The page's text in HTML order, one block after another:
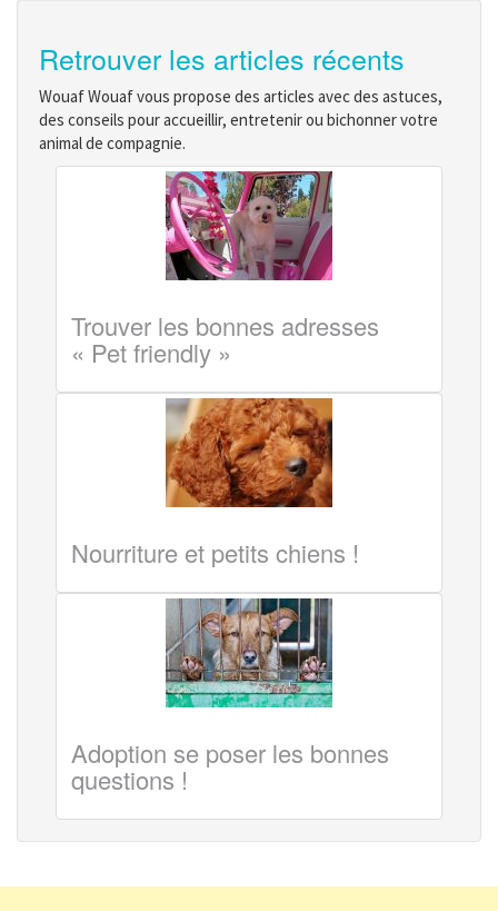
Retrouver les articles récents
Wouaf Wouaf vous propose des articles avec des astuces,
des conseils pour accueillir, entretenir ou bichonner votre
animal de compagnie.
Trouver les bonnes adresses
« Pet friendly »
Nourriture et petits chiens !
Adoption se poser les bonnes
questions !